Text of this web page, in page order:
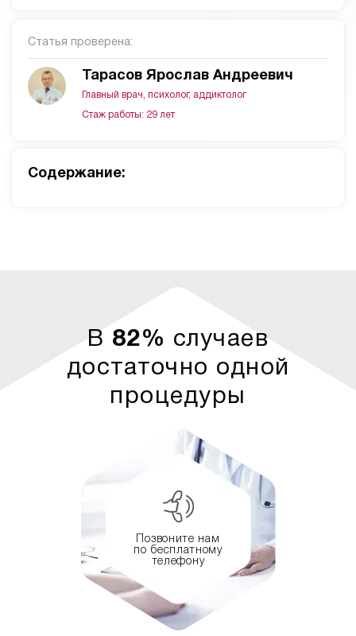
Cодержание:
Статья проверена:
Тарасов Ярослав Андреевич
Главный врач, психолог, аддиктолог
Стаж работы: 29 лет
В 82% случаев
достаточно одной
процедуры
Позвоните нам
по бесплатному
телефону